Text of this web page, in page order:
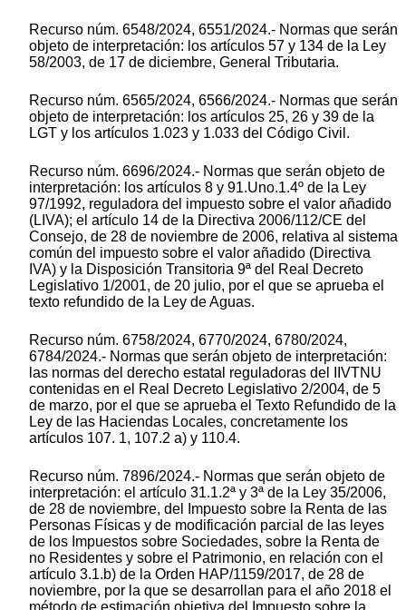
Recurso núm. 6548/2024, 6551/2024.- Normas que serán
objeto de interpretación: los artículos 57 y 134 de la Ley
58/2003, de 17 de diciembre, General Tributaria.
Recurso núm. 6565/2024, 6566/2024.- Normas que serán
objeto de interpretación: los artículos 25, 26 y 39 de la
LGT y los artículos 1.023 y 1.033 del Código Civil.
Recurso núm. 6696/2024.- Normas que serán objeto de
interpretación: los artículos 8 y 91.Uno.1.4º de la Ley
97/1992, reguladora del impuesto sobre el valor añadido
(LIVA); el artículo 14 de la Directiva 2006/112/CE del
Consejo, de 28 de noviembre de 2006, relativa al sistema
común del impuesto sobre el valor añadido (Directiva
IVA) y la Disposición Transitoria 9ª del Real Decreto
Legislativo 1/2001, de 20 julio, por el que se aprueba el
texto refundido de la Ley de Aguas.
Recurso núm. 6758/2024, 6770/2024, 6780/2024,
6784/2024.- Normas que serán objeto de interpretación:
las normas del derecho estatal reguladoras del IIVTNU
contenidas en el Real Decreto Legislativo 2/2004, de 5
de marzo, por el que se aprueba el Texto Refundido de la
Ley de las Haciendas Locales, concretamente los
artículos 107. 1, 107.2 a) y 110.4.
Recurso núm. 7896/2024.- Normas que serán objeto de
interpretación: el artículo 31.1.2ª y 3ª de la Ley 35/2006,
de 28 de noviembre, del Impuesto sobre la Renta de las
Personas Físicas y de modificación parcial de las leyes
de los Impuestos sobre Sociedades, sobre la Renta de
no Residentes y sobre el Patrimonio, en relación con el
artículo 3.1.b) de la Orden HAP/1159/2017, de 28 de
noviembre, por la que se desarrollan para el año 2018 el
método de estimación objetiva del Impuesto sobre la